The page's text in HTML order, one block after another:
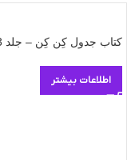
کتاب جدول کِن کِن – جلد 3
اطلاعات بیشتر